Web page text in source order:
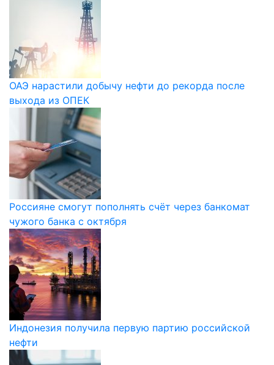
ОАЭ нарастили добычу нефти до рекорда после
выхода из ОПЕК
Россияне смогут пополнять счёт через банкомат
чужого банка с октября
Индонезия получила первую партию российской
нефти